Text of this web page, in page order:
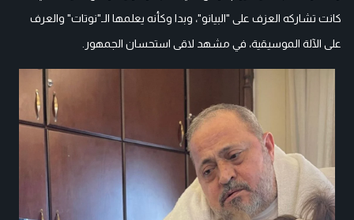
كانت تشاركه العزف على "البيانو"، وبدا وكأنه يعلمها الـ"نوتات" والعرف
على الآلة الموسيقية، في مشهد لاقى استحسان الجمهور.